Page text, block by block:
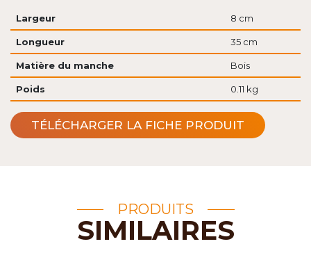
Largeur 8 cm
Longueur 35 cm
Matière du manche Bois
Poids 0.11 kg
TÉLÉCHARGER LA FICHE PRODUIT
PRODUITS
SIMILAIRES